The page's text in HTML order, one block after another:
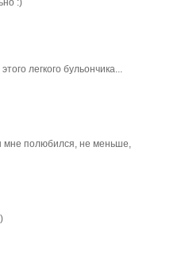
:)
легкого бульончика...
мне полюбился, не меньше,